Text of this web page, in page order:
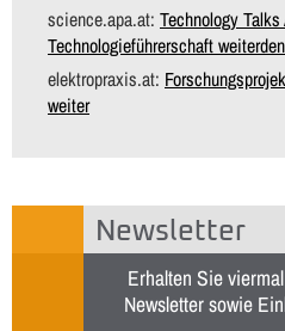
science.apa.at: Technology
Technologieführerschaft
elektropraxis.at:
weiter
Newsletter
Erhalten Sie
Newsletter sowie